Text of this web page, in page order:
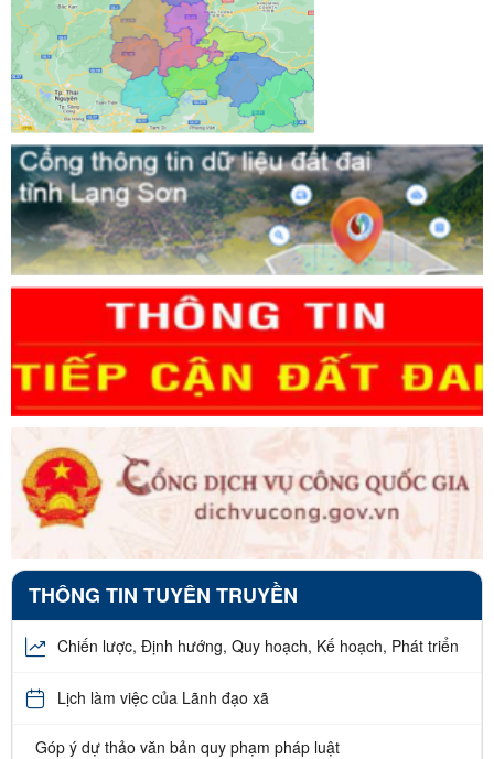
THÔNG TIN TUYÊN TRUYỀN
Chiến lược, Định hướng, Quy hoạch, Kế hoạch, Phát triển
Lịch làm việc của Lãnh đạo xã
Góp ý dự thảo văn bản quy phạm pháp luật